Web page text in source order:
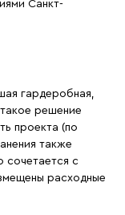
Санкт-
гардеробная,
решение
проекта (по
также
сочетается с
расходные